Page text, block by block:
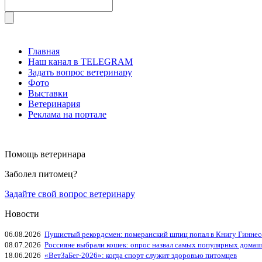
Главная
Наш канал в TELEGRAM
Задать вопрос ветеринару
Фото
Выставки
Ветеринария
Реклама на портале
Помощь ветеринара
Заболел питомец?
Задайте свой вопрос ветеринару
Новости
06.08.2026 Пушистый рекордсмен: померанский шпиц попал в Книгу
08.07.2026 Россияне выбрали кошек: опрос назвал самых популярных
18.06.2026 «ВетЗаБег‑2026»: когда спорт служит здоровью питомцев